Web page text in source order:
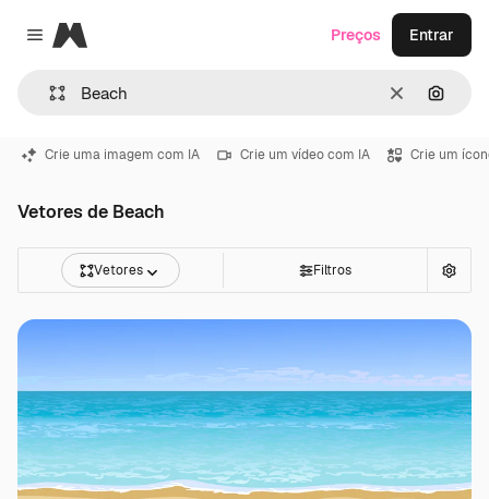
Close menu
Magnific
Limpar
Preços Entrar
Crie uma imagem com IA Crie um vídeo com IA Crie um
Vetores de Beach
Vetores Filtros